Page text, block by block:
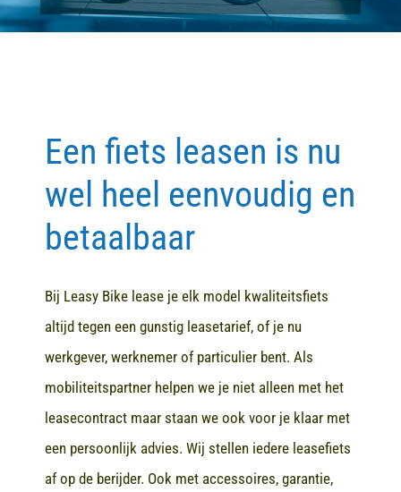
Modellen
Contact
Een fiets leasen is nu
wel heel eenvoudig en
betaalbaar
Bij Leasy Bike lease je elk model kwaliteitsfiets
altijd tegen een gunstig leasetarief, of je nu
werkgever, werknemer of particulier bent. Als
mobiliteitspartner helpen we je niet alleen met het
leasecontract maar staan we ook voor je klaar met
een persoonlijk advies. Wij stellen iedere leasefiets
af op de berijder. Ook met accessoires, garantie,